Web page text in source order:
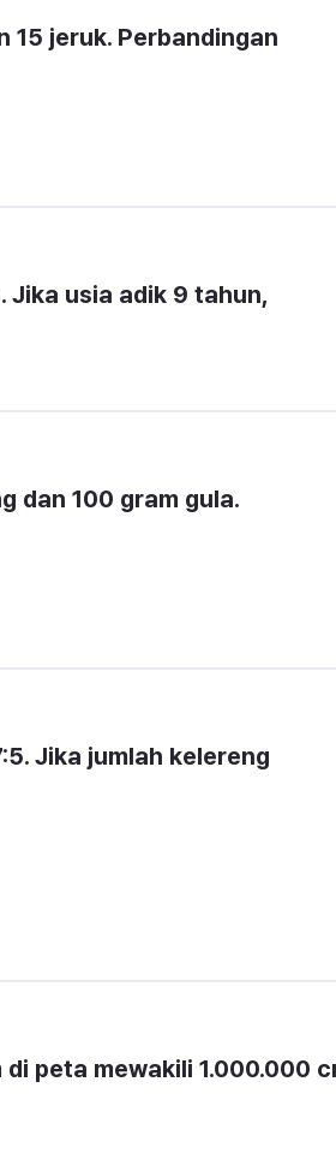
15 jeruk. Perbandingan
Jika usia adik 9 tahun,
dan 100 gram gula.
Jika jumlah kelereng
peta mewakili 1.000.000